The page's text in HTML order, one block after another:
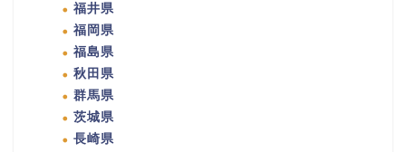
福井県
福岡県
福島県
秋田県
群馬県
茨城県
長崎県